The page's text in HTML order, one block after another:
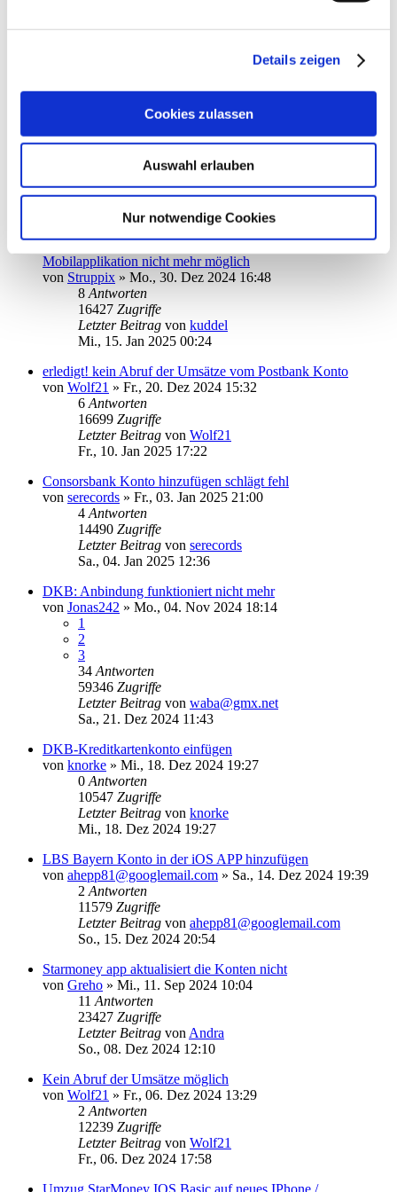
Details zeigen
Cookies zulassen
Auswahl erlauben
Nur notwendige Cookies
Letzter BeitragvonHeiner123
So., 19. Jan 2025 11:08
App hängt nach Start im Fenster TAN-Verfahren fest
Antworten
10654Zugriffe
Letzter BeitragvonJoOerter
Sa., 18. Jan 2025 12:01
DKB-Girokonto-Saldenaktualisierung in der Android-
Mobilapplikation nicht mehr möglich
von Struppix » Mo., 30. Dez 2024 16:48
8 Antworten
16427 Zugriffe
Letzter Beitrag von kuddel
Mi., 15. Jan 2025 00:24
erledigt! kein Abruf der Umsätze vom Postbank Konto
von Wolf21 » Fr., 20. Dez 2024 15:32
6 Antworten
16699 Zugriffe
Letzter Beitrag von Wolf21
Fr., 10. Jan 2025 17:22
Consorsbank Konto hinzufügen schlägt fehl
von serecords » Fr., 03. Jan 2025 21:00
4 Antworten
14490 Zugriffe
Letzter Beitrag von serecords
Sa., 04. Jan 2025 12:36
DKB: Anbindung funktioniert nicht mehr
von Jonas242 » Mo., 04. Nov 2024 18:14
1
2
3
34 Antworten
59346 Zugriffe
Letzter Beitrag von waba@gmx.net
Sa., 21. Dez 2024 11:43
DKB-Kreditkartenkonto einfügen
von knorke » Mi., 18. Dez 2024 19:27
0 Antworten
10547 Zugriffe
Letzter Beitrag von knorke
Mi., 18. Dez 2024 19:27
LBS Bayern Konto in der iOS APP hinzufügen
von ahepp81@googlemail.com » Sa., 14. Dez 2024 19:39
2 Antworten
11579 Zugriffe
Letzter Beitrag von ahepp81@googlemail.com
So., 15. Dez 2024 20:54
Starmoney app aktualisiert die Konten nicht
von Greho » Mi., 11. Sep 2024 10:04
11 Antworten
23427 Zugriffe
Letzter Beitrag von Andra
So., 08. Dez 2024 12:10
Kein Abruf der Umsätze möglich
von Wolf21 » Fr., 06. Dez 2024 13:29
2 Antworten
12239 Zugriffe
Letzter Beitrag von Wolf21
Fr., 06. Dez 2024 17:58